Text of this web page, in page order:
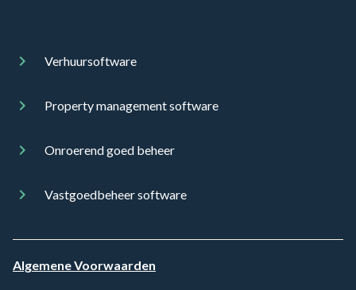
Verhuursoftware
Property management software
Onroerend goed beheer
Vastgoedbeheer software
Algemene Voorwaarden